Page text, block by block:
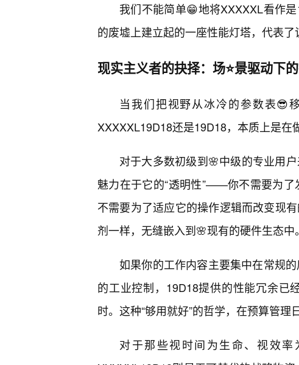
我们不能简单😁地将XXXXXL看作
的废墟上建立起的一座性能灯塔，代表
现实主义者的抉择：场⭐景驱动下
当我们把视野从冰冷的参数表😎
XXXXXL19D18还是19D18，本质上是在
对于大多数初级到🌸中级的专业用
魅力在于它的“透明性”——你不需要为
不需要为了适应它的操作逻辑而改变现
剂一样，无缝嵌入到🌸现有的硬件生态中。
如果你的工作内容主要集中在常规
的工业控制，19D18提供的性能冗余已
时。这种“够用就好”的哲学，在预算管理
对于那些视时间为生命、视效率